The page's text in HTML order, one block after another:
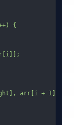
{
arr[i + 1]];